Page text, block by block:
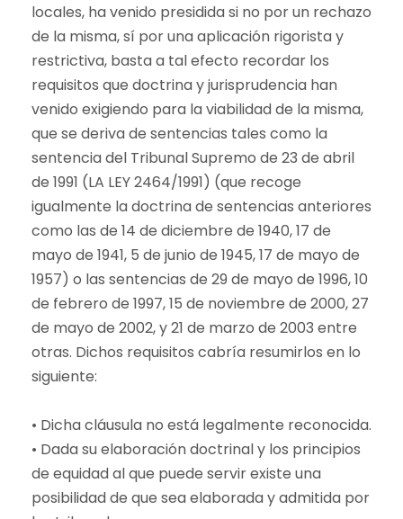
locales, ha venido presidida si no por un rechazo
de la misma, sí por una aplicación rigorista y
restrictiva, basta a tal efecto recordar los
requisitos que doctrina y jurisprudencia han
venido exigiendo para la viabilidad de la misma,
que se deriva de sentencias tales como la
sentencia del Tribunal Supremo de 23 de abril
de 1991 (LA LEY 2464/1991) (que recoge
igualmente la doctrina de sentencias anteriores
como las de 14 de diciembre de 1940, 17 de
mayo de 1941, 5 de junio de 1945, 17 de mayo de
1957) o las sentencias de 29 de mayo de 1996, 10
de febrero de 1997, 15 de noviembre de 2000, 27
de mayo de 2002, y 21 de marzo de 2003 entre
otras. Dichos requisitos cabría resumirlos en lo
siguiente:
• Dicha cláusula no está legalmente reconocida.
• Dada su elaboración doctrinal y los principios
de equidad al que puede servir existe una
posibilidad de que sea elaborada y admitida por